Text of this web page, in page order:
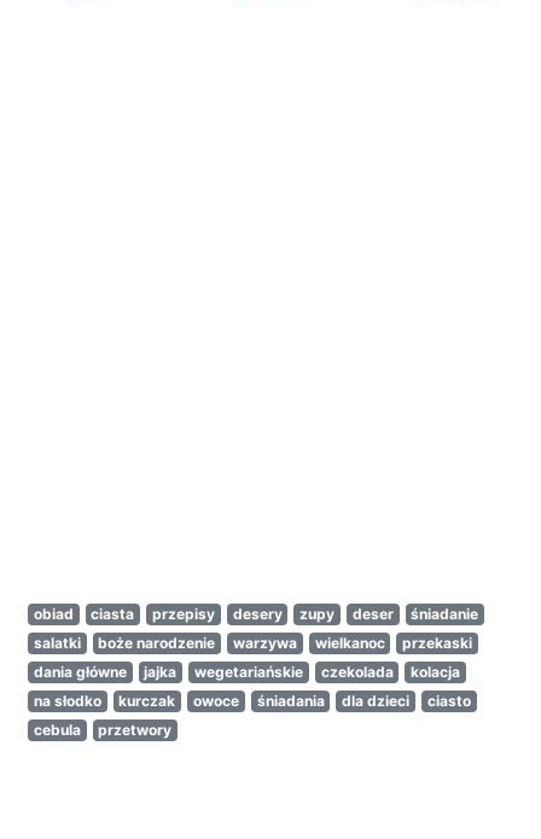
obiad ciasta przepisy desery zupy deser
śniadanie
salatki
boże narodzenie warzywa wielkanoc
przekaski
dania główne
jajka wegetariańskie czekolada
kolacja
na słodko
kurczak owoce śniadania dla dzieci
ciasto
cebula
przetwory